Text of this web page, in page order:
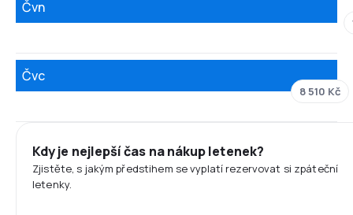
Čvn
Čvc
8 510 Kč
Kdy je nejlepší čas na nákup letenek?
Zjistěte, s jakým předstihem se vyplatí rezervovat si zpáteční
letenky.